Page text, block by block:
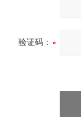
验证码：